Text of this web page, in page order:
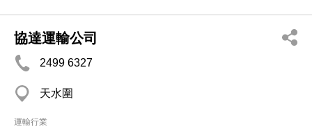
協達運輸公司
2499 6327
天水圍
運輸行業